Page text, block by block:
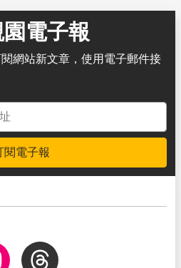
電子報
網站新文章，使用電子郵件接
閱電子報
Threads